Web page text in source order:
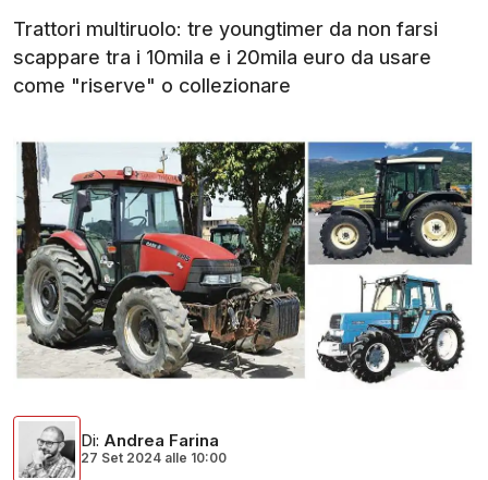
Trattori multiruolo: tre youngtimer da non farsi
scappare tra i 10mila e i 20mila euro da usare
come "riserve" o collezionare
Di: Andrea Farina
27 Set 2024 alle 10:00